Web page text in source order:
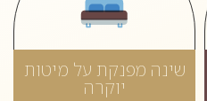
שינה מפנקת על מיטות
יוקרה